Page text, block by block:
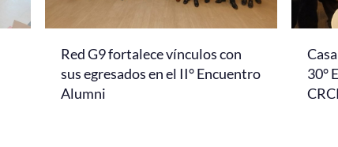
Red G9 fortalece vínculos con
sus egresados en el II° Encuentro
Alumni
30°